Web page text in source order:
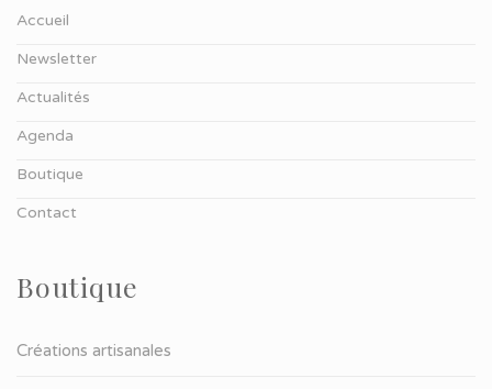
Accueil
Newsletter
Actualités
Agenda
Boutique
Contact
Boutique
Créations artisanales